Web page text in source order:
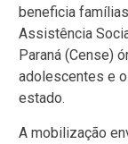
beneficia
Assistência
Paraná (Cense)
adolescentes e
estado.
A mobilização